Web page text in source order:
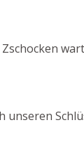
unseren